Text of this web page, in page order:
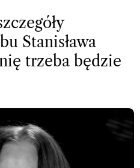
Stanisława
trzeba będzie